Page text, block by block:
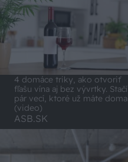
4 domáce triky, ako otvoriť
fľašu vína aj bez vývrtky. Stačí
pár vecí, ktoré už máte doma
(video)
ASB.SK